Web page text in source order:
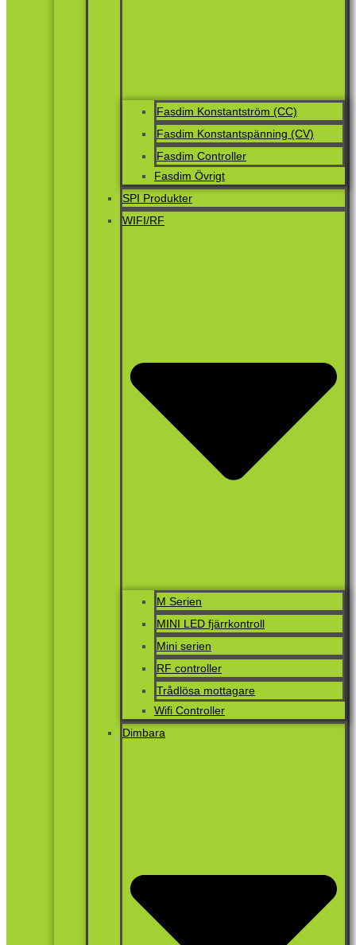
Fasdim Konstantström (CC)
Fasdim Konstantspänning (CV)
Fasdim Controller
Fasdim Övrigt
SPI Produkter
WIFI/RF
M Serien
MINI LED fjärrkontroll
Mini serien
RF controller
Trådlösa mottagare
Wifi Controller
Dimbara